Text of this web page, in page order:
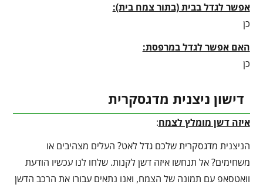
אפשר לגדל בבית (בתור צמח בית):
כן
האם אפשר לגדל במרפסת:
כן
דישון ניצנית מדגסקרית
איזה דשן מומלץ לצמח:
הניצנית מדגסקרית שלכם גדל לאט? העלים מצהיבים או
משחימים? אל תנחשו איזה דשן לקנות. שלחו לנו עכשיו הודעת
וואטסאפ עם תמונה של הצמח, ואנו נתאים עבורו את הרכב הדשן